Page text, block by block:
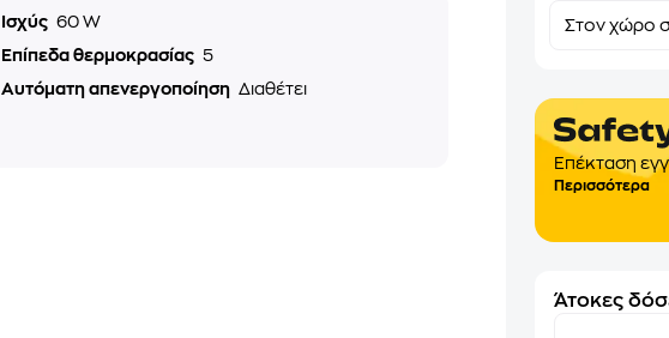
Ισχύς 60 W
Επίπεδα θερμοκρασίας 5
Αυτόματη απενεργοποίηση Διαθέτει
Στονχώρο
Επέκταση
Περισσότερα
Άτοκες